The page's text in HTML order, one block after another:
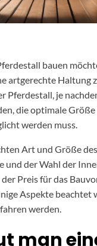
bauen
artgerechte Haltung
Pferdestall, je
die optimale
werden muss.
Art und Größe
und der Wahl der
Preis für das
Aspekte beachtet
werden.
man